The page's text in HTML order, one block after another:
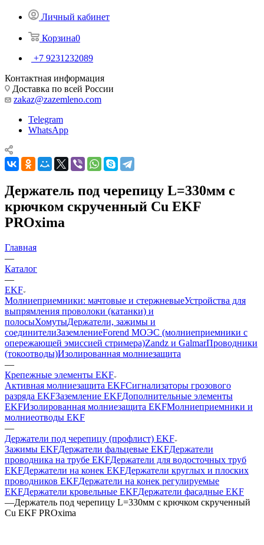
Личный кабинет
Корзина0
+7 9231232089
Контактная информация
Доставка по всей России
zakaz@zazemleno.com
Telegram
WhatsApp
Держатель под черепицу L=330мм с
крючком скрученный Cu EKF
PROxima
Главная
—
Каталог
—
EKF
Молниеприемники: мачтовые и стержневыеУстройства для
выпрямления проволоки (катанки) и
полосыХомутыДержатели, зажимы и
соединителиЗаземлениеForend МОЭС (молниеприемники с
опережающей эмиссией стримера)Zandz и GalmarПроводники
(токоотводы)Изолированная молниезащита
—
Крепежные элементы EKF
Активная молниезащита EKFСигнализаторы грозового
разряда EKFЗаземление EKFДополнительные элементы
EKFИзолированная молниезащита EKFМолниеприемники и
молниеотводы EKF
—
Держатели под черепицу (профлист) EKF
Зажимы EKFДержатели фальцевые EKFДержатели
проводника на трубе EKFДержатели для водосточных труб
EKFДержатели на конек EKFДержатели круглых и плоских
проводников EKFДержатели на конек регулируемые
EKFДержатели кровельные EKFДержатели фасадные EKF
—Держатель под черепицу L=330мм с крючком скрученный
Cu EKF PROxima